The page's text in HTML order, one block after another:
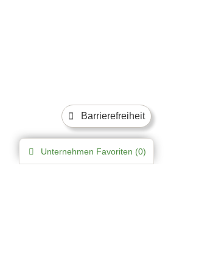
Barrierefreiheit
Unternehmen Favoriten (0)